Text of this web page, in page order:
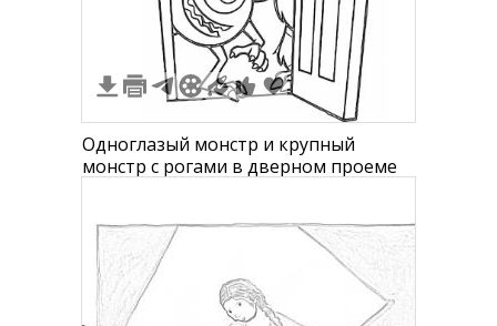
Одноглазый монстр и крупный
монстр с рогами в дверном проеме